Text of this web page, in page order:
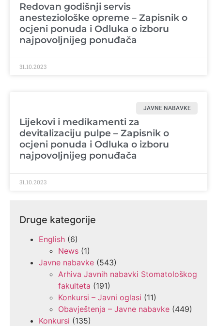
Redovan godišnji servis
anesteziološke opreme – Zapisnik o
ocjeni ponuda i Odluka o izboru
najpovoljnijeg ponuđača
31.10.2023
JAVNE NABAVKE
Lijekovi i medikamenti za
devitalizaciju pulpe – Zapisnik o
ocjeni ponuda i Odluka o izboru
najpovoljnijeg ponuđača
31.10.2023
Druge kategorije
English (6)
News (1)
Javne nabavke (543)
Arhiva Javnih nabavki Stomatološkog
fakulteta (191)
Konkursi – Javni oglasi (11)
Obavještenja – Javne nabavke (449)
Konkursi (135)